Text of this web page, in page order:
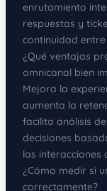
enrutamiento
respuestas y
continuidad
¿Qué ventajas
omnicanal bien
Mejora la
aumenta la
facilita análisis
decisiones
las interacciones
¿Cómo medir si
correctamente?